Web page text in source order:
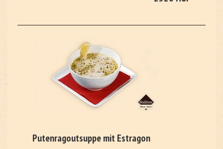
Putenragoutsuppe mit Estragon